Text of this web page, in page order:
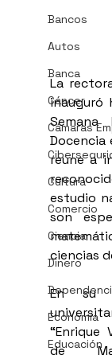
Bancos
Autos
Banca
Cáncer
Cámaras
Cultura
Comercio
Ciencia
Dinero
Economía
Educación
La
inauguró
Docencia
reúne a
estudio
son
ciencias
En su
“Enrique
de